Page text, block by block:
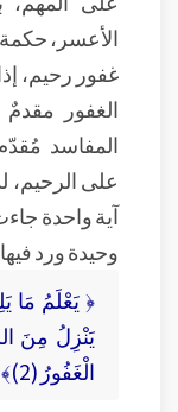
الأعسر،
غفور رحيم،
الغفور
المفاسد
على الرحيم،
آية واحدة
وحيدة ورد
﴿ يَعْلَمُ مَا
يَنْزِلُ مِنَ
الْغَفُورُ (2)﴾